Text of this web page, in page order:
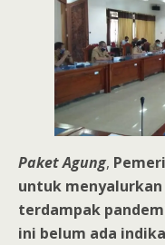
Paket Agung,
untuk
terdampak
ini belum ada